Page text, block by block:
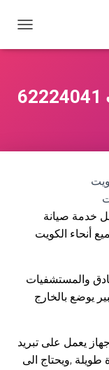
ب
ل
ا
الكويت 62224041 أفضل خدمة صيانة
أنحاء الكويت
والمستشفيات
يوضع بالخارج
يعمل على تبريد
طويلة ,ويحتاج الى